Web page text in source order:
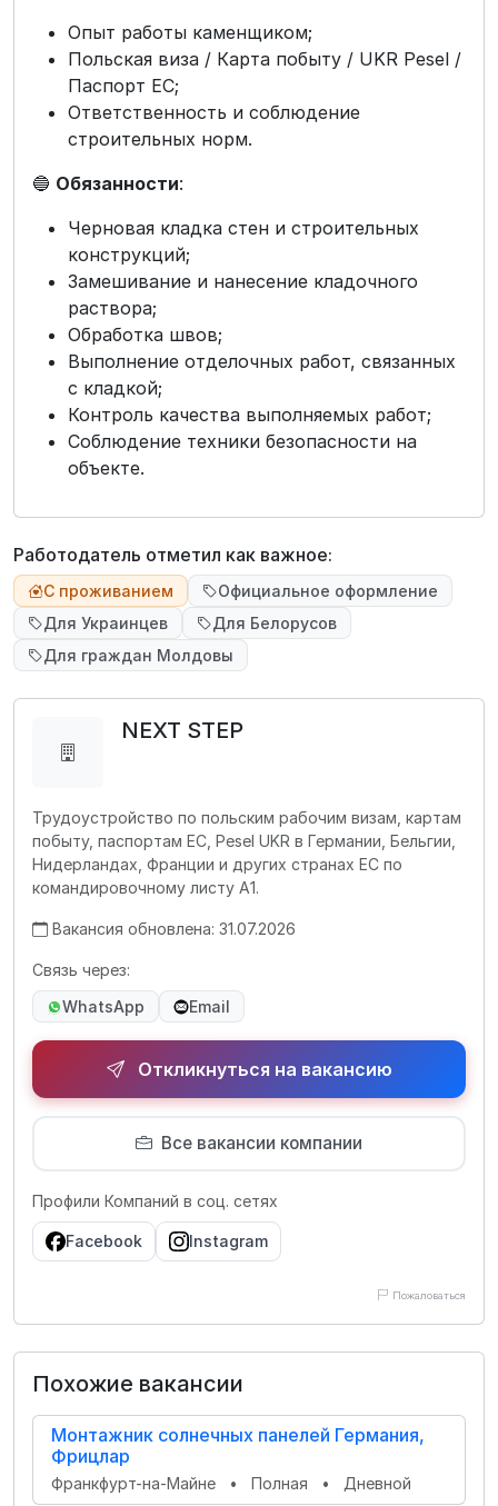
Опыт работы каменщиком;
Польская виза / Карта побыту / UKR Pesel /
Паспорт ЕС;
Ответственность и соблюдение
строительных норм.
🔵 Обязанности:
Черновая кладка стен и строительных
конструкций;
Замешивание и нанесение кладочного
раствора;
Обработка швов;
Выполнение отделочных работ, связанных
с кладкой;
Контроль качества выполняемых работ;
Соблюдение техники безопасности на
объекте.
Работодатель отметил как важное:
С проживанием
Официальное оформление
Для Украинцев
Для Белорусов
Для граждан Молдовы
NEXT STEP
Трудоустройство по польским рабочим визам, картам
побыту, паспортам ЕС, Pesel UKR в Германии, Бельгии,
Нидерландах, Франции и других странах ЕС по
командировочному листу А1.
Вакансия обновлена: 31.07.2026
Связь через:
WhatsApp
Email
Откликнуться на вакансию
Все вакансии компании
Профили Компаний в соц. сетях
Facebook Instagram
Пожаловаться
Похожие вакансии
Монтажник солнечных панелей Германия,
Фрицлар
Франкфурт-на-Майне • Полная • Дневной